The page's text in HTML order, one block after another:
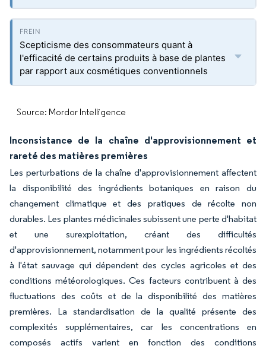
Scepticisme des consommateurs quant à
l'efficacité de certains produits à base de plantes
par rapport aux cosmétiques conventionnels
Source: Mordor Intelligence
Inconsistance de la chaîne d'approvisionnement et
rareté des matières premières
Les perturbations de la chaîne d'approvisionnement affectent
la disponibilité des ingrédients botaniques en raison du
changement climatique et des pratiques de récolte non
durables. Les plantes médicinales subissent une perte d'habitat
et une surexploitation, créant des difficultés
d'approvisionnement, notamment pour les ingrédients récoltés
à l'état sauvage qui dépendent des cycles agricoles et des
conditions météorologiques. Ces facteurs contribuent à des
fluctuations des coûts et de la disponibilité des matières
premières. La standardisation de la qualité présente des
complexités supplémentaires, car les concentrations en
composés actifs varient en fonction des conditions